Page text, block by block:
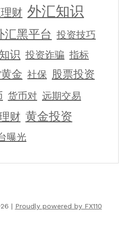
财 外汇知识
汇黑平台 投资技巧
识 投资诈骗 指标
金 社保 股票投资
货币对 远期交易
财 黄金投资
曝光
| Proudly powered by FX110